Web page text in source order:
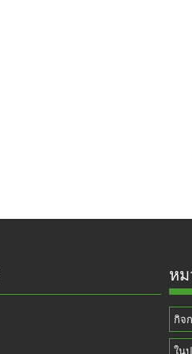
ห
กิจ